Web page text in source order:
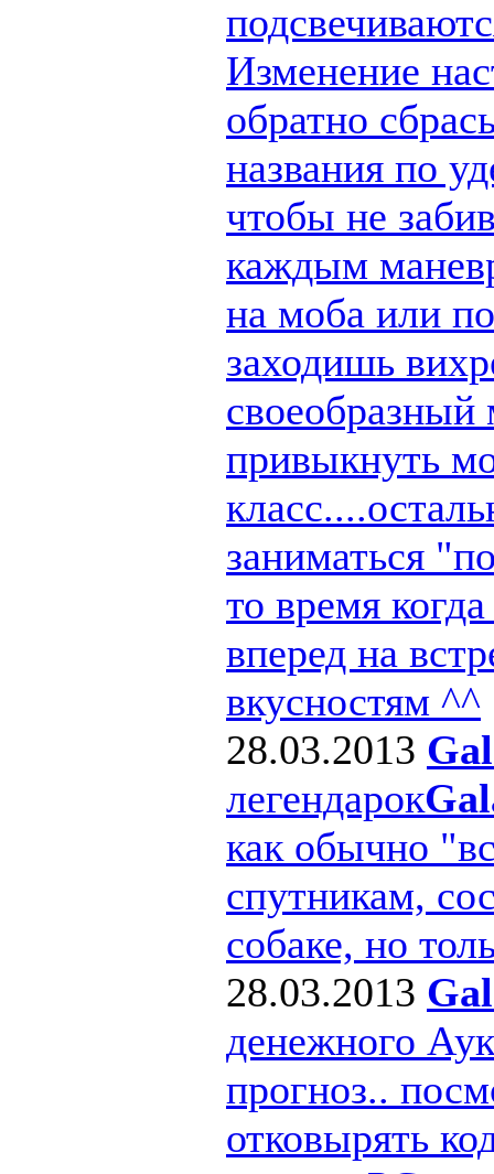
Изменение
обратно
названия по
чтобы не
каждым
на моба или
заходишь
своеобразный
привыкнуть
заниматься
то время
вперед на
вкусностям ^^
28.03.2013
легендарок
как обычно
спутникам,
собаке, но
28.03.2013
денежного
прогноз..
отковырять